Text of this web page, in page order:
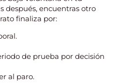
después, encuentras otro
finaliza por:
de prueba por decisión
al paro.